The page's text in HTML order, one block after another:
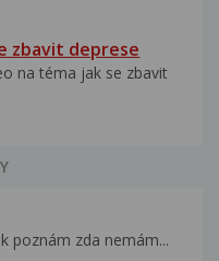
zbavit deprese
na téma jak se zbavit
poznám zda nemám...